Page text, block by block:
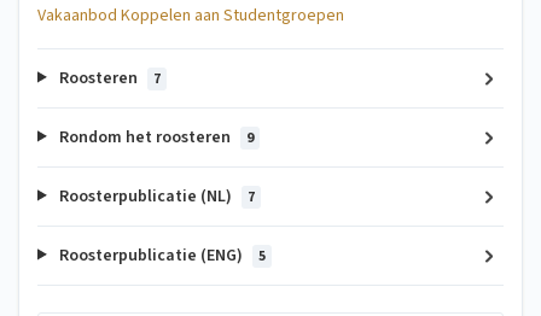
Vakaanbod Koppelen aan Studentgroepen
Roosteren 7
Rondom het roosteren 9
Roosterpublicatie (NL) 7
Roosterpublicatie (ENG) 5